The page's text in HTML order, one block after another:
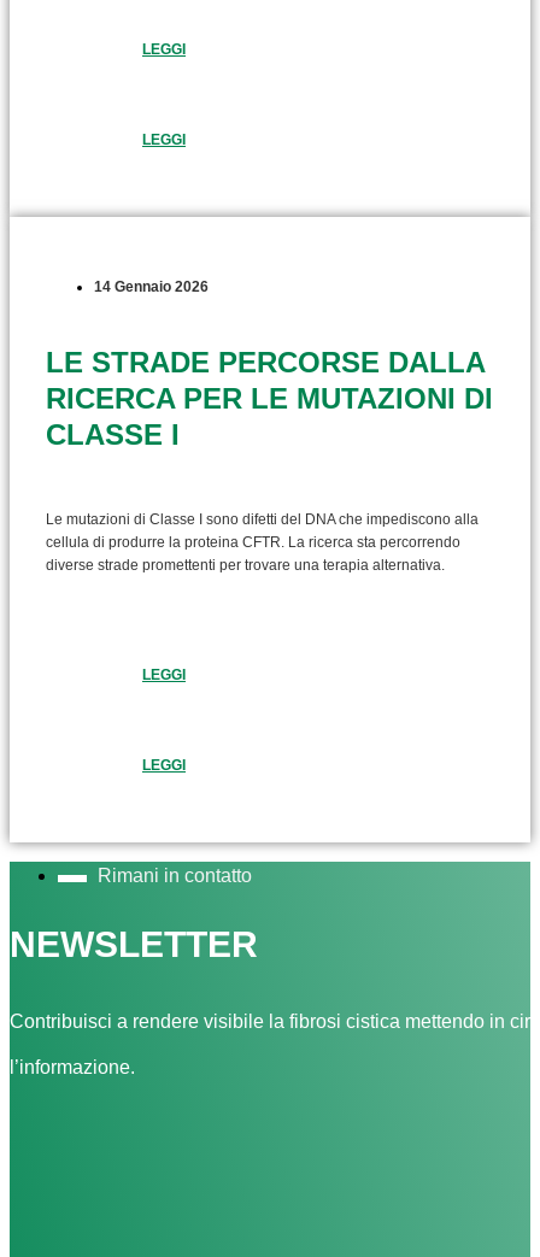
LEGGI
LEGGI
14 Gennaio 2026
LE STRADE PERCORSE DALLA
RICERCA PER LE MUTAZIONI DI
CLASSE I
Le mutazioni di Classe I sono difetti del DNA che impediscono alla
cellula di produrre la proteina CFTR. La ricerca sta percorrendo
diverse strade promettenti per trovare una terapia alternativa.
LEGGI
LEGGI
Rimani in contatto
NEWSLETTER
Contribuisci a rendere visibile la fibrosi cistica mettendo in
l’informazione.